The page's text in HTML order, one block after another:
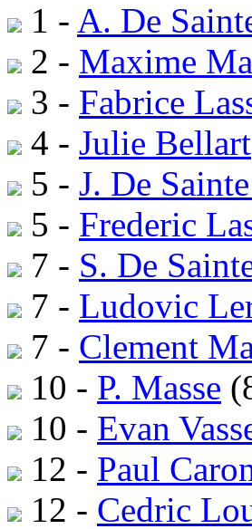
1 - A. De
2 - Maxime
3 - Fabrice
4 - Julie Bellart
5 - J. De
5 - Frederic
7 - S. De
7 - Ludovic
7 - Clement
10 - P. Masse
10 - Evan
12 - Paul
12 - Cedric